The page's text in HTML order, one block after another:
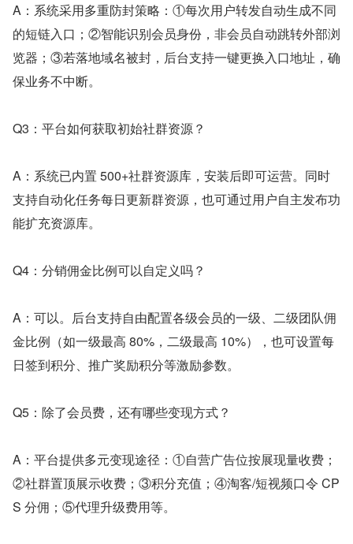
A：系统采用多重防封策略：①每次用户转发自动生成不同
的短链入口；②智能识别会员身份，非会员自动跳转外部浏
览器；③若落地域名被封，后台支持一键更换入口地址，确
保业务不中断。
Q3：平台如何获取初始社群资源？
A：系统已内置 500+社群资源库，安装后即可运营。同时
支持自动化任务每日更新群资源，也可通过用户自主发布功
能扩充资源库。
Q4：分销佣金比例可以自定义吗？
A：可以。后台支持自由配置各级会员的一级、二级团队佣
金比例（如一级最高 80%，二级最高 10%），也可设置每
日签到积分、推广奖励积分等激励参数。
Q5：除了会员费，还有哪些变现方式？
A：平台提供多元变现途径：①自营广告位按展现量收费；
②社群置顶展示收费；③积分充值；④淘客/短视频口令 CP
S 分佣；⑤代理升级费用等。